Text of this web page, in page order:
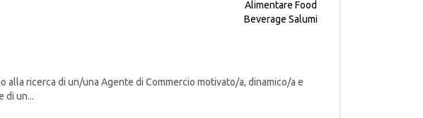
ricerca di un/una Agente di Commercio motivato/a, dinamico/a e
di un...